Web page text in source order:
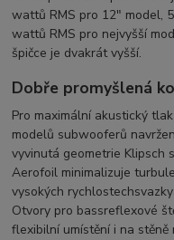
wattů RMS pro 12" model,
wattů RMS pro nejvyšší
špičce je dvakrát vyšší.
Dobře promyšlená
Pro maximální akustický
modelů subwooferů
vyvinutá geometrie Klipsch
Aerofoil minimalizuje
vysokých
Otvory pro bassreflexové
flexibilní umístění i na stěně